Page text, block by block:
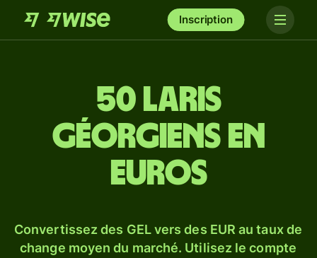
Inscription
50 laris
géorgiens en
euros
Convertissez des GEL vers des EUR au taux de
change moyen du marché. Utilisez le compte